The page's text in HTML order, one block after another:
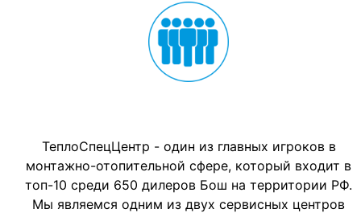
ТеплоCпецЦентр - один из главных игроков в
монтажно-отопительной сфере, который входит в
топ-10 среди 650 дилеров Бош на территории РФ.
Мы являемся одним из двух сервисных центров